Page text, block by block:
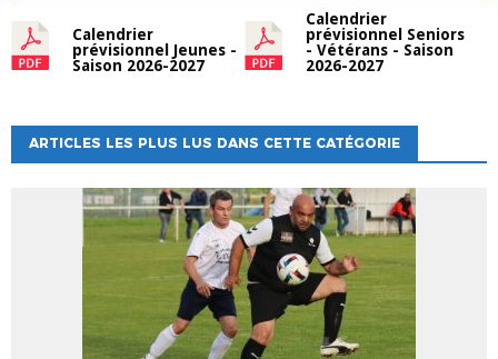
Calendrier
prévisionnel Jeunes -
Saison 2026-2027
Calendrier
prévisionnel Seniors
- Vétérans - Saison
2026-2027
ARTICLES LES PLUS LUS DANS CETTE CATÉGORIE